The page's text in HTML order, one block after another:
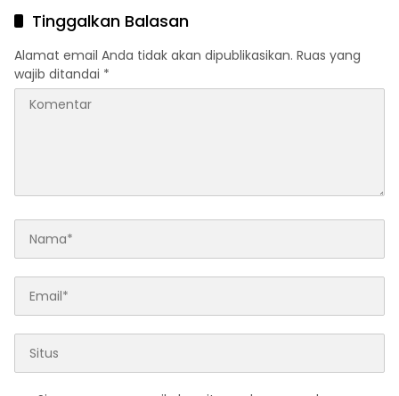
Tinggalkan Balasan
Alamat email Anda tidak akan dipublikasikan. Ruas yang
wajib ditandai *